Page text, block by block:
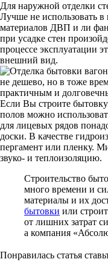
Для наружной отделки
Лучше не использовать
материалов ДВП и ли
при усадке стен
процессе эксплуатации
внешний вид.
не дешево, но в тоже
практичным и
Если Вы строите
полов можно
для лицевых рядов
доски. В качестве
пергамент или пленку.
звуко- и теплоизоляцию.
Строительство
много времени и
материалы и их
бытовки или
от лишних затрат
а компания
Понравилась статья